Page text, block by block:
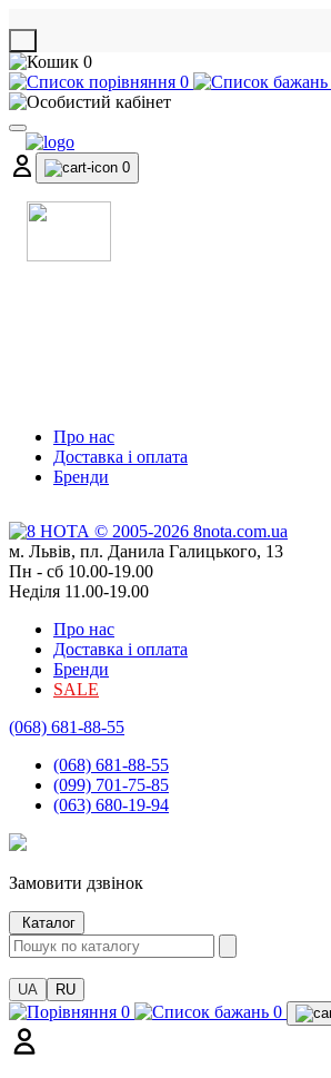
0
0
0
Про нас
Доставка і оплата
Бренди
м. Львів, пл. Данила Галицького, 13
Пн - сб 10.00-19.00
Неділя 11.00-19.00
Про нас
Доставка і оплата
Бренди
SALE
(068) 681-88-55
(068) 681-88-55
(099) 701-75-85
(063) 680-19-94
Замовити дзвінок
Каталог
UA RU
0 0